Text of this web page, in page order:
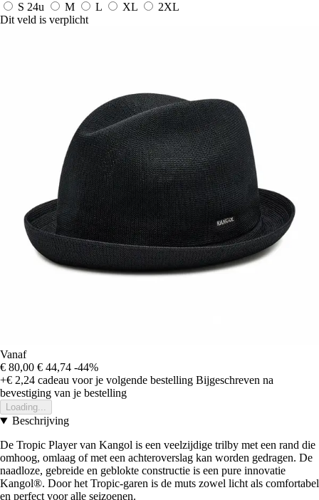
S 24u M L XL
2XL
Dit veld is verplicht
Vanaf
€ 80,00 € 44,74 -44%
+€ 2,24 cadeau voor je volgende bestelling Bijgeschreven na
bevestiging van je bestelling
Loading...
Beschrijving
De Tropic Player van Kangol is een veelzijdige trilby met een rand die
omhoog, omlaag of met een achteroverslag kan worden gedragen. De
naadloze, gebreide en geblokte constructie is een pure innovatie
Kangol®. Door het Tropic-garen is de muts zowel licht als comfortabel
en perfect voor alle seizoenen.